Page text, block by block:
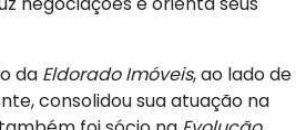
da Eldorado Imóveis, ao lado de
consolidou sua atuação na